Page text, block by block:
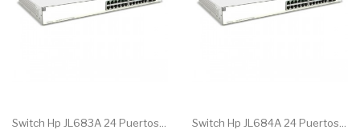
Switch Hp JL683A 24 Puertos...
Switch Hp JL684A 24 Puertos...